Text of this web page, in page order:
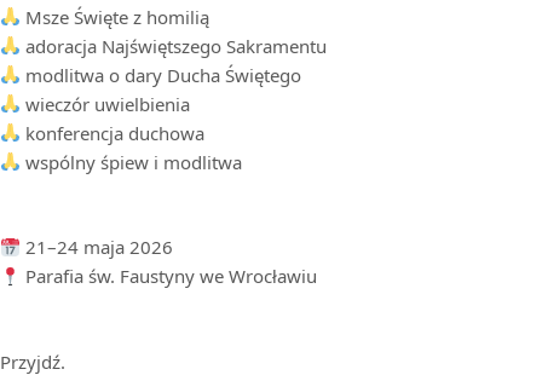
Msze Święte z homilią
adoracja Najświętszego Sakramentu
modlitwa o dary Ducha Świętego
wieczór uwielbienia
konferencja duchowa
wspólny śpiew i modlitwa
21–24 maja 2026
Parafia św. Faustyny we Wrocławiu
Przyjdź.